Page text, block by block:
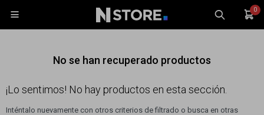
0

No se han recuperado productos
¡Lo sentimos! No hay productos en esta sección.
Inténtalo nuevamente con otros criterios de filtrado o busca en otras